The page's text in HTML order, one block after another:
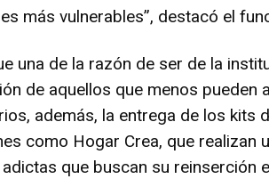
más vulnerables”, destacó el
una de la razón de ser de la
de aquellos que menos pueden
además, la entrega de los kits
como Hogar Crea, que realizan
que buscan su reinserción